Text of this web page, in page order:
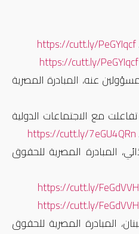
https://cutt.ly/PeGYIqcf
https://cutt.ly/PeGYIqcf
عنه، المبادرة المصرية
مع الاجتماعات الدولية
https://cutt.ly/7eGU4QRn
المبادرة المصرية للحقوق
https://cutt.ly/
https://cutt.ly/
المبادرة المصرية للحقوق